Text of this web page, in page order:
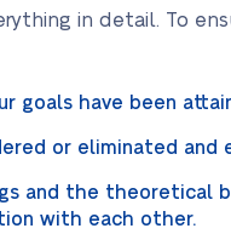
in detail. To
goals have been
or eliminated and
and the theoretical
with each other.